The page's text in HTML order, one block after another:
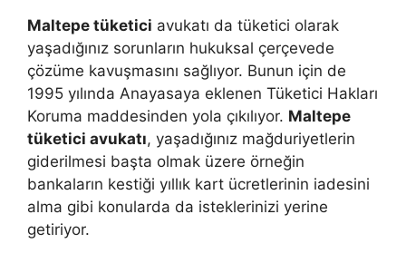
Maltepe tüketici avukatı da tüketici olarak
yaşadığınız sorunların hukuksal çerçevede
çözüme kavuşmasını sağlıyor. Bunun için de
1995 yılında Anayasaya eklenen Tüketici Hakları
Koruma maddesinden yola çıkılıyor. Maltepe
tüketici avukatı, yaşadığınız mağduriyetlerin
giderilmesi başta olmak üzere örneğin
bankaların kestiği yıllık kart ücretlerinin iadesini
alma gibi konularda da isteklerinizi yerine
getiriyor.